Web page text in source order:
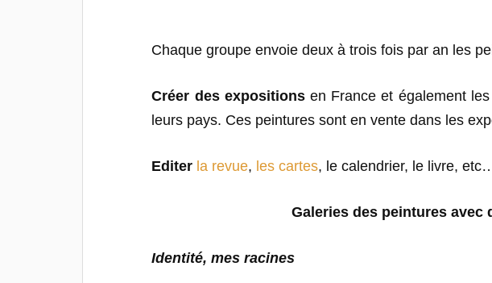
Chaque groupe envoie deux à trois fois par an les
Créer des expositionsen France et également les
leurs pays. Ces peintures sont en vente dans les
Editer la revue, les cartes, le calendrier, le livre,
Galeries des peintures avec
Identité, mes racines